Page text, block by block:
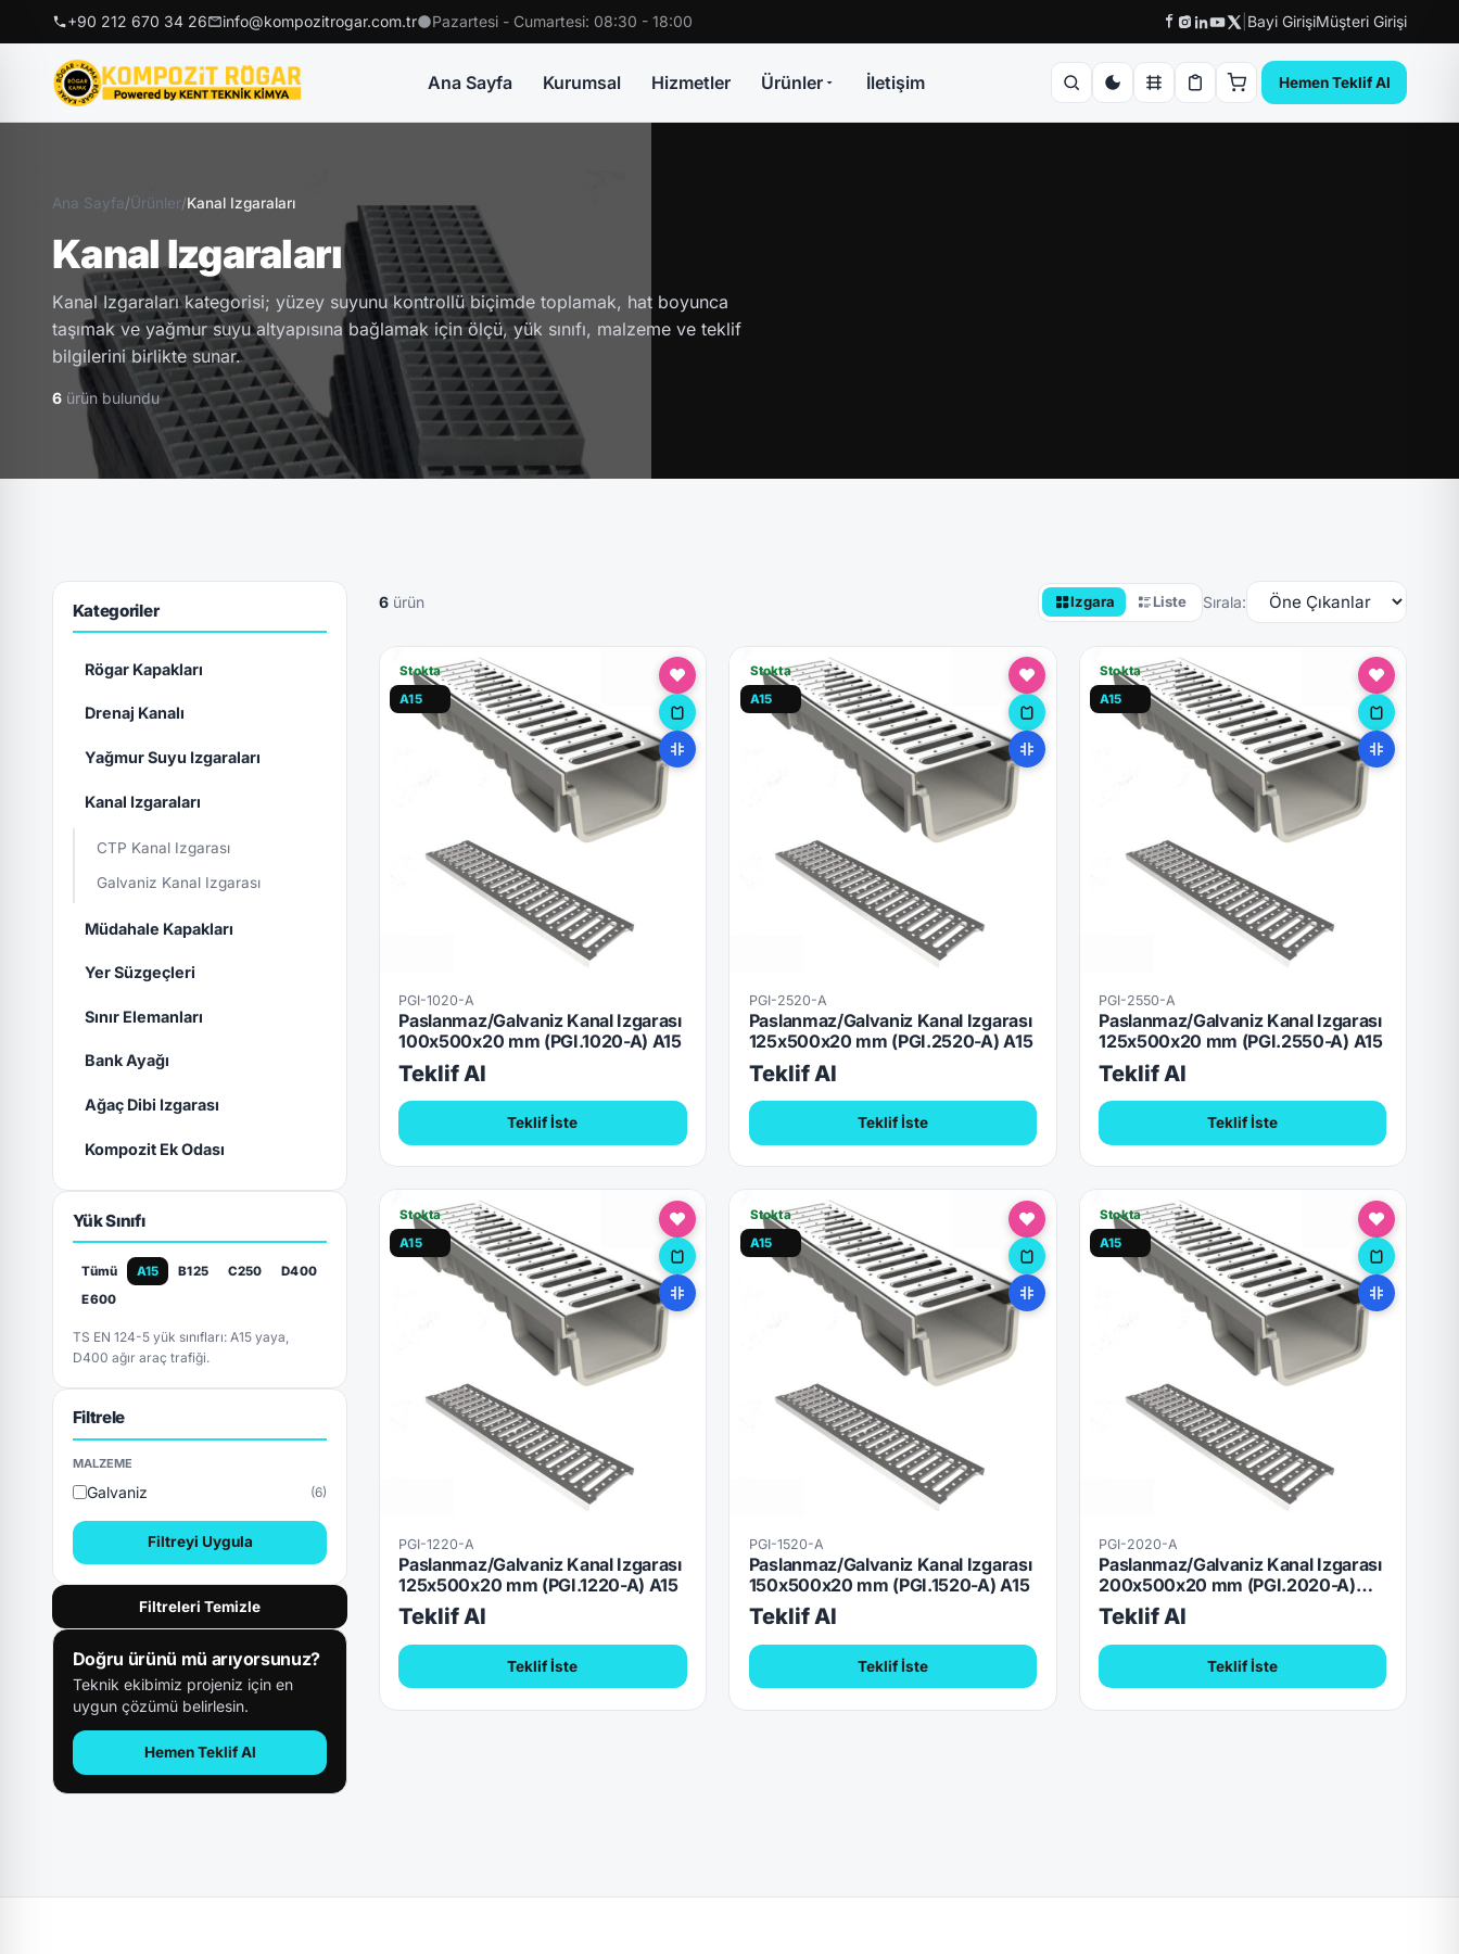
+90 212 670 34 26 info@kompozitrogar.com.tr Pazartesi - Cumartesi: 08:30 - 18:00 Bayi GirişiMüşteri Girişi
Ana Sayfa Kurumsal Hizmetler Ürünler İletişim Hemen Teklif Al
Ana Sayfa/Ürünler/Kanal Izgaraları
Kanal Izgaraları
Kanal Izgaraları kategorisi; yüzey suyunu kontrollü biçimde toplamak, hat boyunca
taşımak ve yağmur suyu altyapısına bağlamak için ölçü, yük sınıfı, malzeme ve teklif
bilgilerini birlikte sunar.
6 ürün bulundu
Kategoriler
Rögar Kapakları
Drenaj Kanalı
Yağmur Suyu Izgaraları
Kanal Izgaraları
CTP Kanal Izgarası
Galvaniz Kanal Izgarası
Müdahale Kapakları
Yer Süzgeçleri
Sınır Elemanları
Bank Ayağı
Ağaç Dibi Izgarası
Kompozit Ek Odası
Yük Sınıfı
Tümü A15 B125 C250
D400
E600
TS EN 124-5 yük sınıfları: A15 yaya,
D400 ağır araç trafiği.
Filtrele
MALZEME
Galvaniz (6)
Filtreyi Uygula
Filtreleri Temizle
Doğru ürünü mü arıyorsunuz?
Teknik ekibimiz projeniz için en
uygun çözümü belirlesin.
Hemen Teklif Al
6ürün Izgara Liste Sırala:
Stokta
A15
PGI-1020-A
Paslanmaz/Galvaniz Kanal Izgarası
100x500x20 mm (PGI.1020-A) A15
Teklif Al
Teklif İste
Stokta
A15
PGI-2520-A
Paslanmaz/Galvaniz Kanal Izgarası
125x500x20 mm (PGI.2520-A) A15
Teklif Al
Teklif İste
Stokta
A15
PGI-2550-A
Paslanmaz/Galvaniz Kanal Izgarası
125x500x20 mm (PGI.2550-A) A15
Teklif Al
Teklif İste
Stokta
A15
PGI-1220-A
Paslanmaz/Galvaniz Kanal Izgarası
125x500x20 mm (PGI.1220-A) A15
Teklif Al
Teklif İste
Stokta
A15
PGI-1520-A
Paslanmaz/Galvaniz Kanal Izgarası
150x500x20 mm (PGI.1520-A) A15
Teklif Al
Teklif İste
Stokta
A15
PGI-2020-A
Paslanmaz/Galvaniz Kanal Izgarası
200x500x20 mm (PGI.2020-A)
A15
Teklif Al
Teklif İste